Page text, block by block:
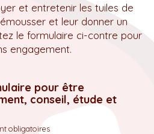
et entretenir les tuiles de
et leur donner un
le formulaire ci-contre pour
engagement.
pour être
conseil, étude et
obligatoires